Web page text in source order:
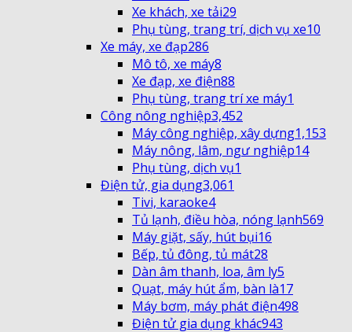
Xe khách, xe tải29
Phụ tùng, trang trí, dịch vụ xe10
Xe máy, xe đạp286
Mô tô, xe máy8
Xe đạp, xe điện88
Phụ tùng, trang trí xe máy1
Công nông nghiệp3,452
Máy công nghiệp, xây dựng1,153
Máy nông, lâm, ngư nghiệp14
Phụ tùng, dịch vụ1
Điện tử, gia dụng3,061
Tivi, karaoke4
Tủ lạnh, điều hòa, nóng lạnh569
Máy giặt, sấy, hút bụi16
Bếp, tủ đông, tủ mát28
Dàn âm thanh, loa, âm ly5
Quạt, máy hút ẩm, bàn là17
Máy bơm, máy phát điện498
Điện tử gia dụng khác943